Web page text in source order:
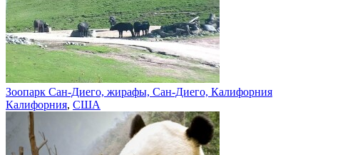
Зоопарк Сан-Диего, жирафы, Сан-Диего, Калифорния
Калифорния, США